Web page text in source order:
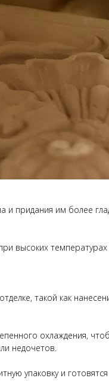
и придания им более
высоких
такой как
охлаждения,
недочетов.
упаковку и